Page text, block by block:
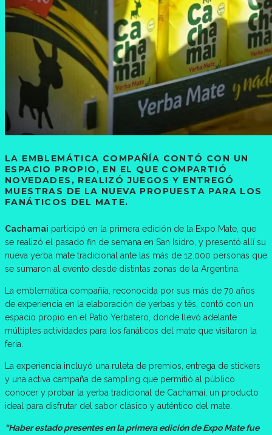
LA EMBLEMÁTICA COMPAÑÍA CONTÓ CON UN
ESPACIO PROPIO, EN EL QUE COMPARTIÓ
NOVEDADES, REALIZÓ JUEGOS Y ENTREGÓ
MUESTRAS DE LA NUEVA PROPUESTA PARA LOS
FANÁTICOS DEL MATE.
Cachamai participó en la primera edición de la Expo Mate, que
se realizó el pasado fin de semana en San Isidro, y presentó allí su
nueva yerba mate tradicional ante las más de 12.000 personas que
se sumaron al evento desde distintas zonas de la Argentina.
La emblemática compañía, reconocida por sus más de 70 años
de experiencia en la elaboración de yerbas y tés, contó con un
espacio propio en el Patio Yerbatero, donde llevó adelante
múltiples actividades para los fanáticos del mate que visitaron la
feria.
La experiencia incluyó una ruleta de premios, entrega de stickers
y una activa campaña de sampling que permitió al público
conocer y probar la yerba tradicional de Cachamai, un producto
ideal para disfrutar del sabor clásico y auténtico del mate.
“Haber estado presentes en la primera edición de Expo Mate fue